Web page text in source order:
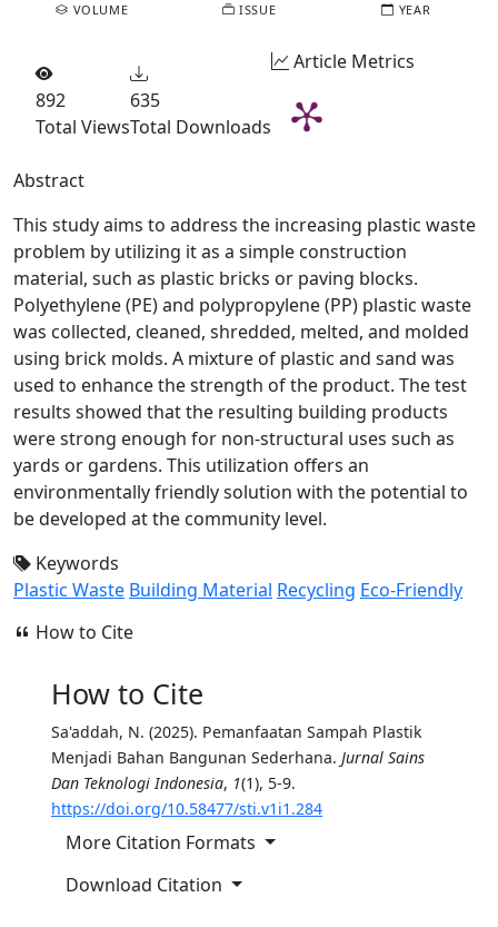
VOLUME ISSUE YEAR
892
Total Views
635
Total Downloads
Article Metrics
Abstract
This study aims to address the increasing plastic waste
problem by utilizing it as a simple construction
material, such as plastic bricks or paving blocks.
Polyethylene (PE) and polypropylene (PP) plastic waste
was collected, cleaned, shredded, melted, and molded
using brick molds. A mixture of plastic and sand was
used to enhance the strength of the product. The test
results showed that the resulting building products
were strong enough for non-structural uses such as
yards or gardens. This utilization offers an
environmentally friendly solution with the potential to
be developed at the community level.
Keywords
Plastic Waste Building Material Recycling Eco-Friendly
How to Cite
How to Cite
Sa'addah, N. (2025). Pemanfaatan Sampah Plastik
Menjadi Bahan Bangunan Sederhana. Jurnal Sains
Dan Teknologi Indonesia, 1(1), 5-9.
https://doi.org/10.58477/sti.v1i1.284
More Citation Formats
Download Citation